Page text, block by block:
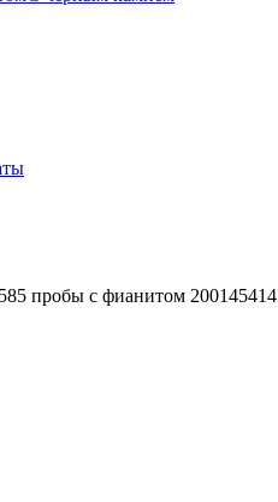
пробы с фианитом 200145414